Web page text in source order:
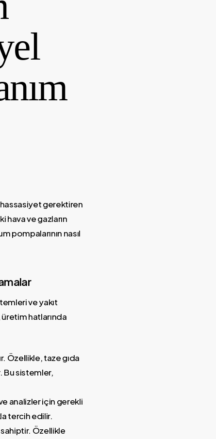
gerektiren
hava ve gazların
pompalarının nasıl
ve yakıt
üretim hatlarında
Özellikle, taze gıda
Bu sistemler,
analizler için gerekli
tercih edilir.
Özellikle